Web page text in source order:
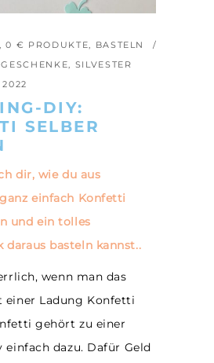
,0 € PRODUKTE, BASTELN
GESCHENKE, SILVESTER
2022
DIY:
SELBER
dir, wie du aus
einfach Konfetti
und ein tolles
daraus basteln kannst..
wenn man das
einer Ladung Konfetti
gehört zu einer
einfach dazu. Dafür Geld